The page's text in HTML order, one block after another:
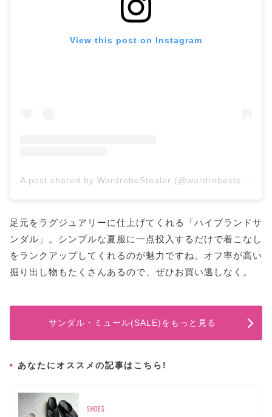
View this post on Instagram
足元をラグジュアリーに仕上げてくれる「ハイブランドサ
ンダル」。シンプルな夏服に一点投入するだけで着こなし
をランクアップしてくれるのが魅力ですね。オフ率が高い
掘り出し物もたくさんあるので、ぜひお買い逃しなく。
サンダル・ミュール(SALE)をもっと見る
あなたにオススメの記事はこちら!
SHOES